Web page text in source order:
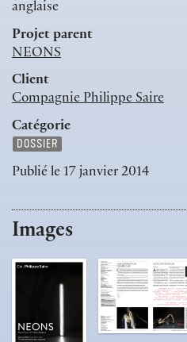
anglaise
Projet parent
NEONS
Client
Compagnie Philippe Saire
Catégorie
DOSSIER
Publié le 17 janvier 2014
Images